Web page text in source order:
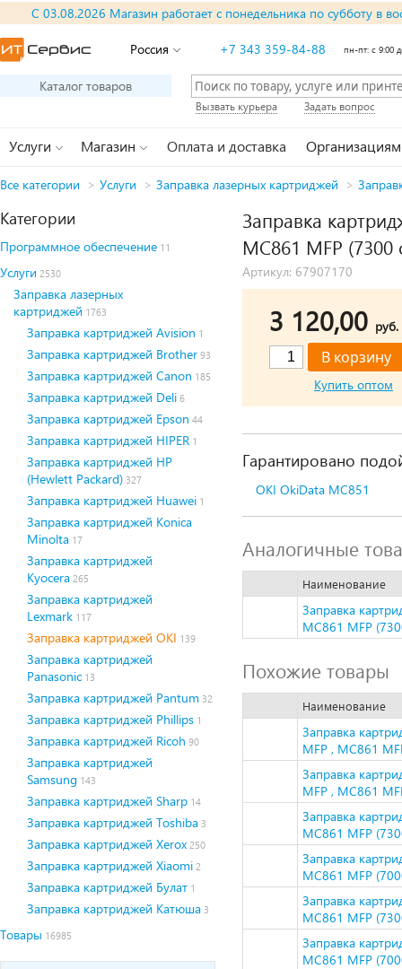
С 03.08.2026 Магазин работает с понедельника по субботу в
Россия +7 343 359-84-88 пн-пт: с 9:00
Каталог товаров
Вызвать курьера Задать вопрос
Услуги Магазин Оплата и доставка Организациям
Все категории > Услуги > Заправка лазерных картриджей >
Категории
Программное обеспечение 11
Услуги 2530
Заправка лазерных
картриджей 1763
Заправка картриджей Avision 1
Заправка картриджей Brother 93
Заправка картриджей Canon 185
Заправка картриджей Deli 6
Заправка картриджей Epson 44
Заправка картриджей HIPER 1
Заправка картриджей HP
(Hewlett Packard) 327
Заправка картриджей Huawei 1
Заправка картриджей Konica
Minolta 17
Заправка картриджей
Kyocera 265
Заправка картриджей
Lexmark 117
Заправка картриджей OKI 139
Заправка картриджей
Panasonic 13
Заправка картриджей Pantum 32
Заправка картриджей Phillips 1
Заправка картриджей Ricoh 90
Заправка картриджей
Samsung 143
Заправка картриджей Sharp 14
Заправка картриджей Toshiba 3
Заправка картриджей Xerox 250
Заправка картриджей Xiaomi 2
Заправка картриджей Булат 1
Заправка картриджей Катюша 3
Товары 16985
Заправка
MC861 MFP
Артикул: 67907170
3 120,00 руб.
Купить оптом
Гарантировано
OKI OkiData MC851
Аналогичные
Наименование
Заправка
MC861 MFP
Похожие товары
Наименование
Заправка
MFP , MC861
Заправка
MFP , MC861
Заправка
MC861 MFP
Заправка
MC861 MFP
Заправка
MC861 MFP
Заправка
MC861 MFP